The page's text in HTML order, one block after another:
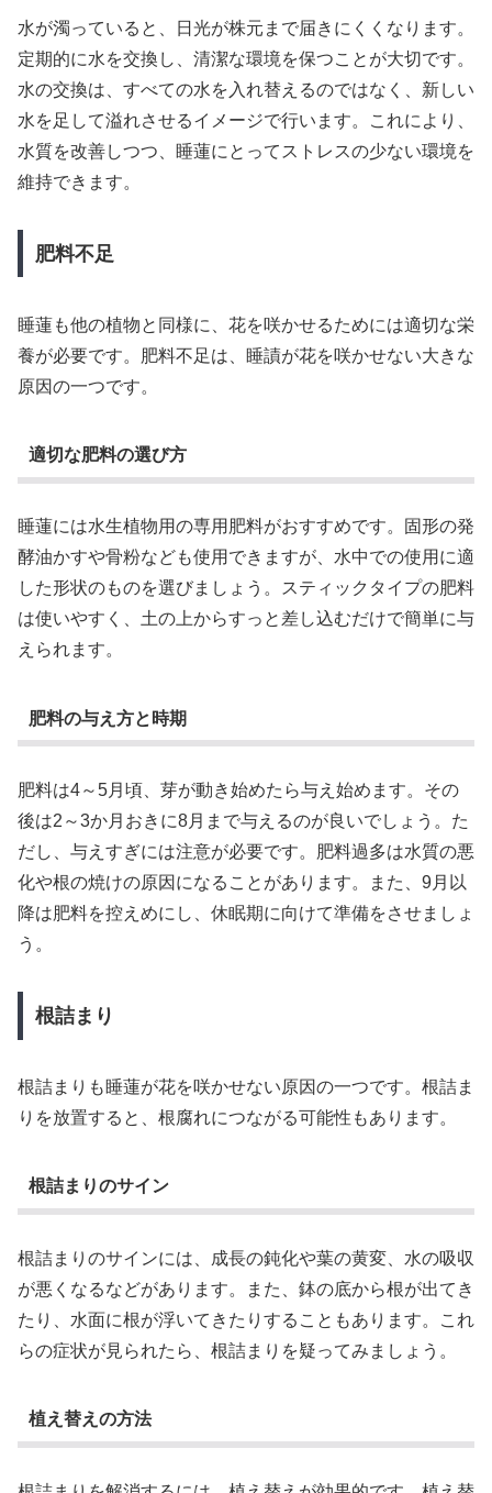
水が濁っていると、日光が株元まで届きにくくなります。
定期的に水を交換し、清潔な環境を保つことが大切です。
水の交換は、すべての水を入れ替えるのではなく、新しい
水を足して溢れさせるイメージで行います。これにより、
水質を改善しつつ、睡蓮にとってストレスの少ない環境を
維持できます。
肥料不足
睡蓮も他の植物と同様に、花を咲かせるためには適切な栄
養が必要です。肥料不足は、睡謮が花を咲かせない大きな
原因の一つです。
適切な肥料の選び方
睡蓮には水生植物用の専用肥料がおすすめです。固形の発
酵油かすや骨粉なども使用できますが、水中での使用に適
した形状のものを選びましょう。スティックタイプの肥料
は使いやすく、土の上からすっと差し込むだけで簡単に与
えられます。
肥料の与え方と時期
肥料は4～5月頃、芽が動き始めたら与え始めます。その
後は2～3か月おきに8月まで与えるのが良いでしょう。た
だし、与えすぎには注意が必要です。肥料過多は水質の悪
化や根の焼けの原因になることがあります。また、9月以
降は肥料を控えめにし、休眠期に向けて準備をさせましょ
う。
根詰まり
根詰まりも睡蓮が花を咲かせない原因の一つです。根詰ま
りを放置すると、根腐れにつながる可能性もあります。
根詰まりのサイン
根詰まりのサインには、成長の鈍化や葉の黄変、水の吸収
が悪くなるなどがあります。また、鉢の底から根が出てき
たり、水面に根が浮いてきたりすることもあります。これ
らの症状が見られたら、根詰まりを疑ってみましょう。
植え替えの方法